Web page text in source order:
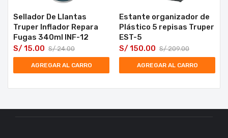
Sellador De Llantas
Truper Inflador Repara
Fugas 340ml INF-12
S/24.00
S/15.00
AGREGAR AL CARRO
Estante organizador de
Plástico 5 repisas Truper
EST-5
S/209.00
S/150.00
AGREGAR AL CARRO